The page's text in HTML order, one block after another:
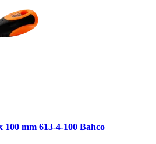
100 mm 613-4-100 Bahco